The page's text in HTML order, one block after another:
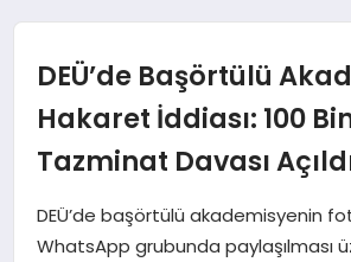
EKONOMI
SPOR
DEÜ’de Başörtülü
Hakaret İddiası: 100
Tazminat Davası
DEÜ’de başörtülü akademisyenin
WhatsApp grubunda paylaşılması